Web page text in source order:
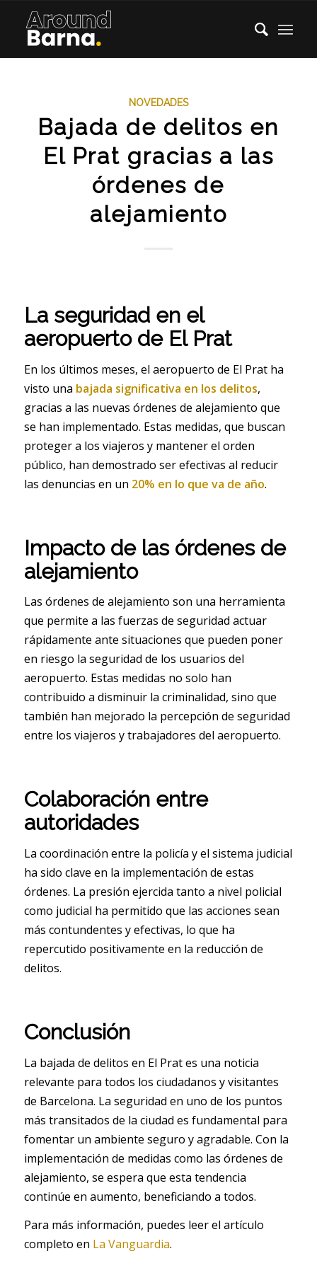
NOVEDADES
Bajada de delitos en
El Prat gracias a las
órdenes de
alejamiento
La seguridad en el
aeropuerto de El Prat
En los últimos meses, el aeropuerto de El Prat ha
visto una bajada significativa en los delitos,
gracias a las nuevas órdenes de alejamiento que
se han implementado. Estas medidas, que buscan
proteger a los viajeros y mantener el orden
público, han demostrado ser efectivas al reducir
las denuncias en un 20% en lo que va de año.
Impacto de las órdenes de
alejamiento
Las órdenes de alejamiento son una herramienta
que permite a las fuerzas de seguridad actuar
rápidamente ante situaciones que pueden poner
en riesgo la seguridad de los usuarios del
aeropuerto. Estas medidas no solo han
contribuido a disminuir la criminalidad, sino que
también han mejorado la percepción de seguridad
entre los viajeros y trabajadores del aeropuerto.
Colaboración entre
autoridades
La coordinación entre la policía y el sistema judicial
ha sido clave en la implementación de estas
órdenes. La presión ejercida tanto a nivel policial
como judicial ha permitido que las acciones sean
más contundentes y efectivas, lo que ha
repercutido positivamente en la reducción de
delitos.
Conclusión
La bajada de delitos en El Prat es una noticia
relevante para todos los ciudadanos y visitantes
de Barcelona. La seguridad en uno de los puntos
más transitados de la ciudad es fundamental para
fomentar un ambiente seguro y agradable. Con la
implementación de medidas como las órdenes de
alejamiento, se espera que esta tendencia
continúe en aumento, beneficiando a todos.
Para más información, puedes leer el artículo
completo en La Vanguardia.